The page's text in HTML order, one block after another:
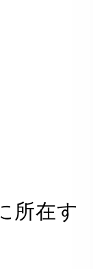
所在す